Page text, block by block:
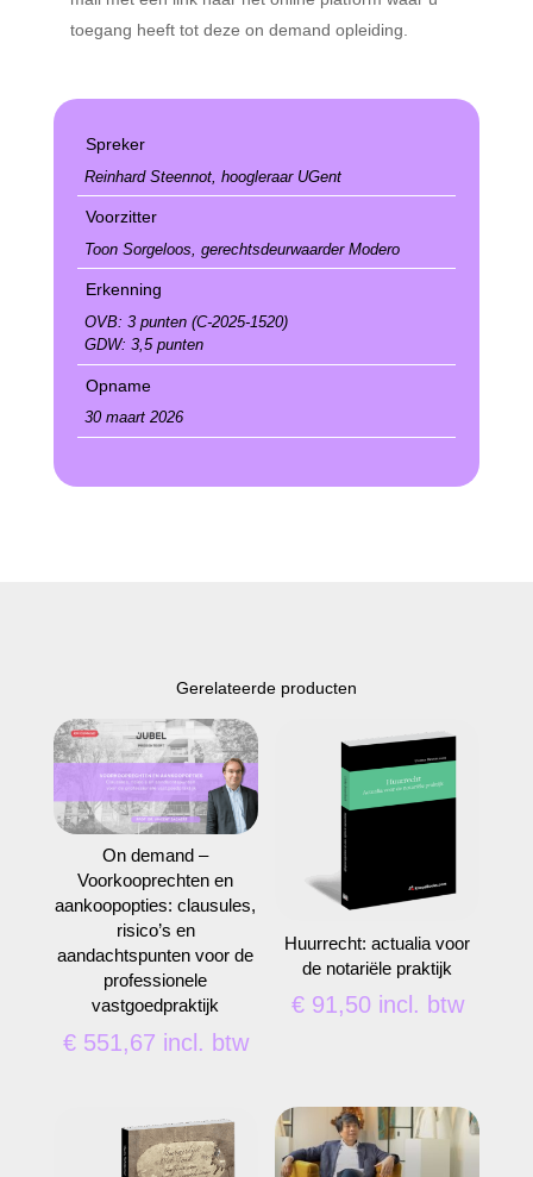
toegang heeft tot deze on demand opleiding.
Spreker
Reinhard Steennot, hoogleraar UGent
Voorzitter
Toon Sorgeloos, gerechtsdeurwaarder Modero
Erkenning
OVB: 3 punten (C-2025-1520)
GDW: 3,5 punten
Opname
30 maart 2026
Gerelateerde producten
On demand –
Voorkooprechten en
aankoopopties: clausules,
risico’s en
aandachtspunten voor de
professionele
vastgoedpraktijk
€551,67 incl. btw
Huurrecht: actualia voor
de notariële praktijk
€91,50 incl. btw